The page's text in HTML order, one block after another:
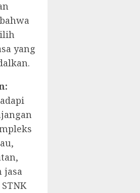
yang
jasa